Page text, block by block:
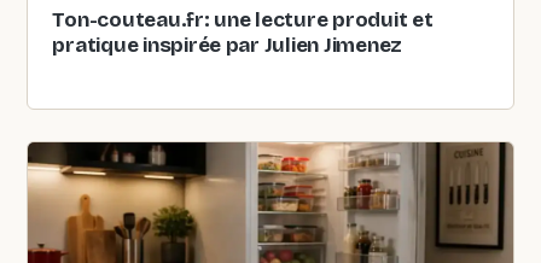
Ton-couteau.fr: une lecture produit et
pratique inspirée par Julien Jimenez